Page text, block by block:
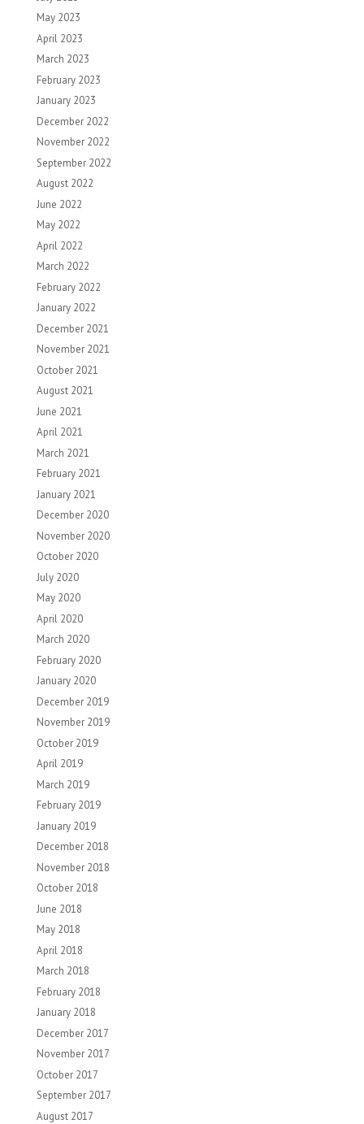
May 2023
April 2023
March 2023
February 2023
January 2023
December 2022
November 2022
September 2022
August 2022
June 2022
May 2022
April 2022
March 2022
February 2022
January 2022
December 2021
November 2021
October 2021
August 2021
June 2021
April 2021
March 2021
February 2021
January 2021
December 2020
November 2020
October 2020
July 2020
May 2020
April 2020
March 2020
February 2020
January 2020
December 2019
November 2019
October 2019
April 2019
March 2019
February 2019
January 2019
December 2018
November 2018
October 2018
June 2018
May 2018
April 2018
March 2018
February 2018
January 2018
December 2017
November 2017
October 2017
September 2017
August 2017